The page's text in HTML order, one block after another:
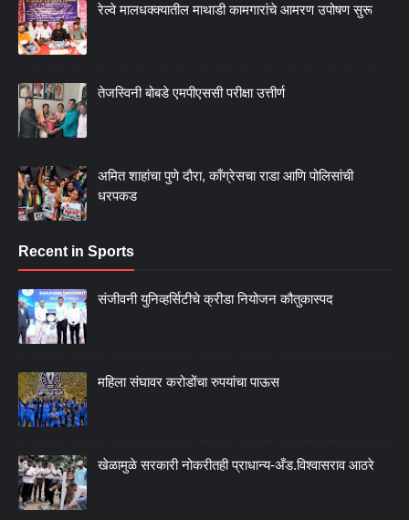
रेल्वे मालधक्क्यातील माथाडी कामगारांचे आमरण उपोषण सुरू
तेजस्विनी बोबडे एमपीएससी परीक्षा उत्तीर्ण
अमित शाहांचा पुणे दौरा, काँग्रेसचा राडा आणि पोलिसांची
धरपकड
Recent in Sports
संजीवनी युनिव्हर्सिटीचे क्रीडा नियोजन कौतुकास्पद
महिला संघावर करोडोंचा रुपयांचा पाऊस
खेळामुळे सरकारी नोकरीतही प्राधान्य-अँड.विश्वासराव आठरे